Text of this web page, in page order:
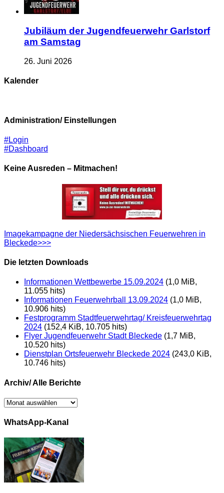
Jubiläum der Jugendfeuerwehr Garlstorf
am Samstag
26. Juni 2026
Kalender
Administration/ Einstellungen
#Login
#Dashboard
Keine Ausreden – Mitmachen!
Imagekampagne der Niedersächsischen Feuerwehren in
Bleckede>>>
Die letzten Downloads
Informationen Wettbewerbe 15.09.2024 (1,0 MiB,
11.055 hits)
Informationen Feuerwehrball 13.09.2024 (1,0 MiB,
10.906 hits)
Festprogramm Stadtfeuerwehrtag/ Kreisfeuerwehrtag
2024 (152,4 KiB, 10.705 hits)
Flyer Jugendfeuerwehr Stadt Bleckede (1,7 MiB,
10.520 hits)
Dienstplan Ortsfeuerwehr Bleckede 2024 (243,0 KiB,
10.746 hits)
Archiv/ Alle Berichte
Archiv/
Berichte
WhatsApp-Kanal